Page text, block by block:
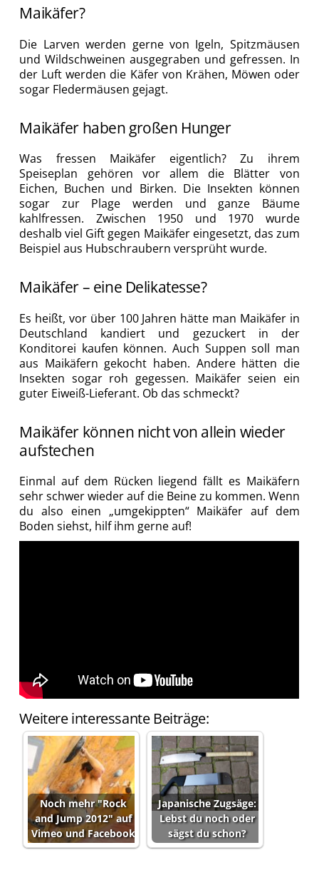
Maikäfer?
Die Larven werden gerne von Igeln, Spitzmäusen
und Wildschweinen ausgegraben und gefressen. In
der Luft werden die Käfer von Krähen, Möwen oder
sogar Fledermäusen gejagt.
Maikäfer haben großen Hunger
Was fressen Maikäfer eigentlich? Zu ihrem
Speiseplan gehören vor allem die Blätter von
Eichen, Buchen und Birken. Die Insekten können
sogar zur Plage werden und ganze Bäume
kahlfressen. Zwischen 1950 und 1970 wurde
deshalb viel Gift gegen Maikäfer eingesetzt, das zum
Beispiel aus Hubschraubern versprüht wurde.
Maikäfer – eine Delikatesse?
Es heißt, vor über 100 Jahren hätte man Maikäfer in
Deutschland kandiert und gezuckert in der
Konditorei kaufen können. Auch Suppen soll man
aus Maikäfern gekocht haben. Andere hätten die
Insekten sogar roh gegessen. Maikäfer seien ein
guter Eiweiß-Lieferant. Ob das schmeckt?
Maikäfer können nicht von allein wieder
aufstechen
Einmal auf dem Rücken liegend fällt es Maikäfern
sehr schwer wieder auf die Beine zu kommen. Wenn
du also einen „umgekippten“ Maikäfer auf dem
Boden siehst, hilf ihm gerne auf!
Weitere interessante Beiträge:
Noch mehr "Rock
and Jump 2012" auf
Vimeo und Facebook
Japanische Zugsäge:
Lebst du noch oder
sägst du schon?